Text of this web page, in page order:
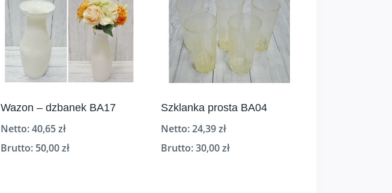
Wazon – dzbanek BA17
Netto:40,65zł
Brutto: 50,00zł
Szklanka prosta BA04
Netto:24,39zł
Brutto:30,00zł